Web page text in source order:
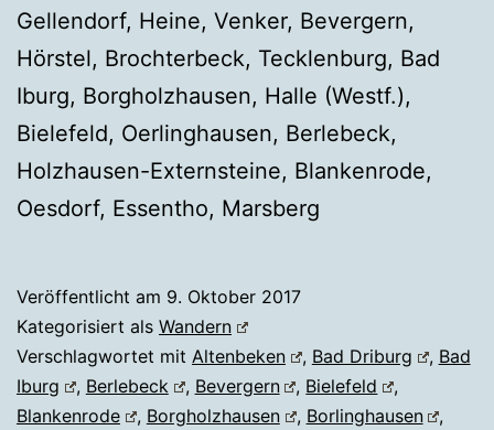
Gellendorf, Heine, Venker, Bevergern,
Hörstel, Brochterbeck, Tecklenburg, Bad
Iburg, Borgholzhausen, Halle (Westf.),
Bielefeld, Oerlinghausen, Berlebeck,
Holzhausen-Externsteine, Blankenrode,
Oesdorf, Essentho, Marsberg
Veröffentlicht am 9. Oktober 2017
Kategorisiert als Wandern
Verschlagwortet mit Altenbeken , Bad Driburg , Bad
Iburg
, Berlebeck , Bevergern , Bielefeld
,
Blankenrode
, Borgholzhausen , Borlinghausen
,